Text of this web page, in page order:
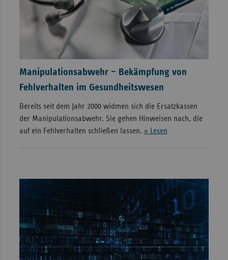
Manipulationsabwehr – Bekämpfung von
Fehlverhalten im Gesundheitswesen
Bereits seit dem Jahr 2000 widmen sich die Ersatzkassen
der Manipulationsabwehr. Sie gehen Hinweisen nach, die
auf ein Fehlverhalten schließen lassen. » Lesen